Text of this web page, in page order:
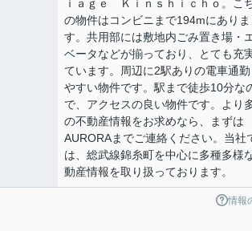
ｉａｇｅ Ｋｉｎｓｈｉｃｈｏ。こ
の物件はコンビニまで194mにありま
す。共用部には敷地内ごみ置き場・
ベータなどが揃っており、とても充
ています。周辺に2駅ありの電車通
やすい物件です。駅まで徒歩10分な
で、アクセスの良い物件です。より
の不動産情報をお求めなら、まずは
AURORAまでご連絡ください。当社
は、総武線錦糸町を中心に多種多様
動産情報を取り扱っております。
情報